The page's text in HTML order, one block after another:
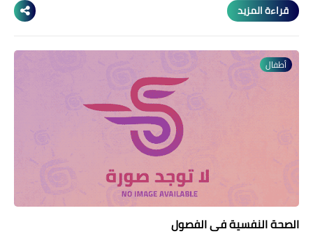
قراءة المزيد
أطفال
الصحة النفسية في الفصول